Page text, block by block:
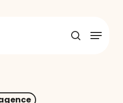
recherche
Menu